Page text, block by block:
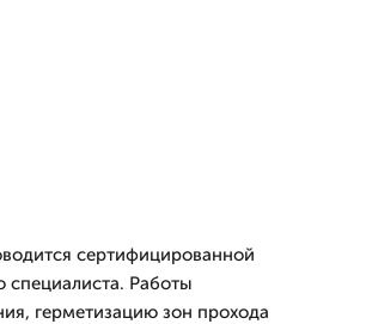
сертифицированной
специалиста. Работы
герметизацию зон прохода